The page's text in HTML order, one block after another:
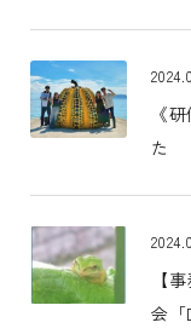
《
た
【
会「